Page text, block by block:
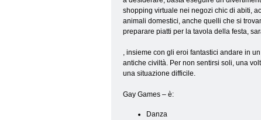
shopping virtuale nei negozi chic di abiti,
animali domestici, anche quelli che si
preparare piatti per la tavola della festa,
, insieme con gli eroi fantastici andare in
antiche civiltà. Per non sentirsi soli, una
una situazione difficile.
Gay Games – è:
Danza